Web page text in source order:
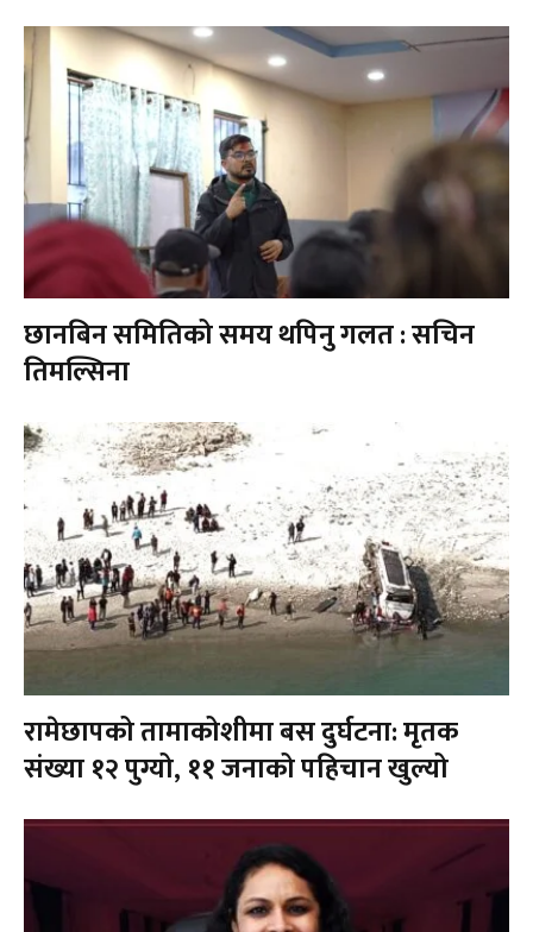
छानबिन समितिको समय थपिनु गलत : सचिन
तिमल्सिना
रामेछापको तामाकोशीमा बस दुर्घटना: मृतक
संख्या १२ पुग्यो, ११ जनाको पहिचान खुल्यो